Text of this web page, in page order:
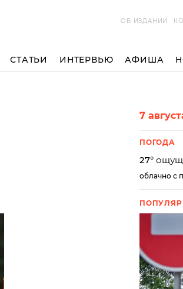
ОБ ИЗДАНИИ
СТАТЬИ ИНТЕРВЬЮ АФИША
7
ПОГОДА
27°
облачно с